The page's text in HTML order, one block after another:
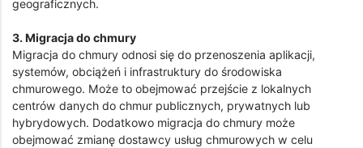
geograficznych.
3. Migracja do chmury
Migracja do chmury odnosi się do przenoszenia aplikacji,
systemów, obciążeń i infrastruktury do środowiska
chmurowego. Może to obejmować przejście z lokalnych
centrów danych do chmur publicznych, prywatnych lub
hybrydowych. Dodatkowo migracja do chmury może
obejmować zmianę dostawcy usług chmurowych w celu